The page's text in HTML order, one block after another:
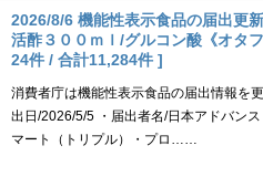
2026/8/6 機能性表示食品の届出更
活酢３００ｍｌ/グルコン酸《オタ
24件 / 合計11,284件 ]
消費者庁は機能性表示食品の届出情報を
出日/2026/5/5 ・届出者名/日本アドバン
マート（トリプル）・プロ……